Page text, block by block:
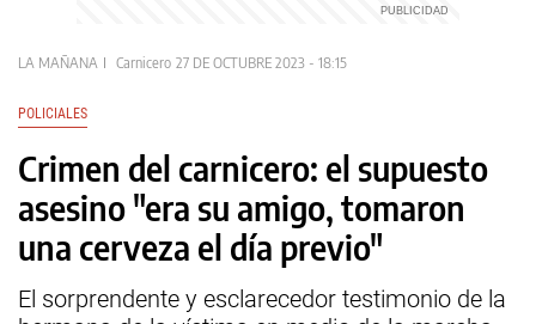
LA MAÑANA Carnicero 27 DE OCTUBRE 2023 - 18:15
POLICIALES
Crimen del carnicero: el supuesto
asesino "era su amigo, tomaron
una cerveza el día previo"
El sorprendente y esclarecedor testimonio de la